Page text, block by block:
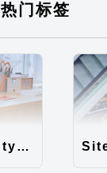
热门标签
Twenty Twenty-Five 免费的WordPress内容主题